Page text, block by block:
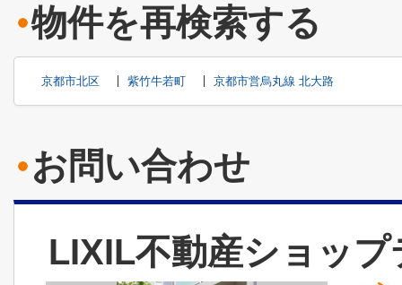
物件を再検索する
京都市北区 紫竹牛若町 京都市営烏丸線 北大路
お問い合わせ
LIXIL不動産ショップ